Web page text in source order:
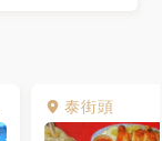
泰街頭